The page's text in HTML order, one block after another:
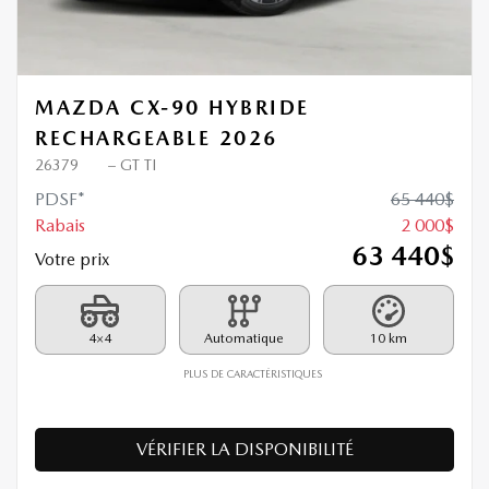
MAZDA CX-90 HYBRIDE
RECHARGEABLE 2026
26379 – GT TI
PDSF* 65 440$
Rabais
2 000$
Votre prix
63 440$
4×4 Automatique 10 km
PLUS DE CARACTÉRISTIQUES
VÉRIFIER LA DISPONIBILITÉ